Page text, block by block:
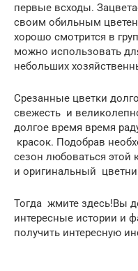
первые всходы.
своим обильным
хорошо смотрится в
можно использовать
небольших
Срезанные цветки
свежесть и
долгое время время
красок. Подобрав
сезон любоваться этой
и оригинальный
Тогда жмите здесь!Вы
интересные истории и
получить интересную